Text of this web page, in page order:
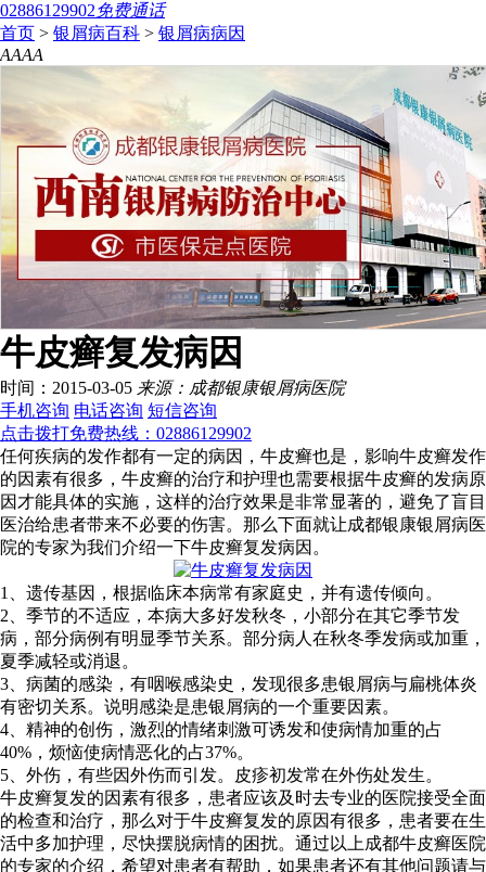
02886129902免费通话
首页 > 银屑病百科 > 银屑病病因
AAAA
牛皮癣复发病因
时间：2015-03-05 来源：成都银康银屑病医院
手机咨询 电话咨询 短信咨询
点击拨打免费热线：02886129902
任何疾病的发作都有一定的病因，牛皮癣也是，影响牛皮癣发作
的因素有很多，牛皮癣的治疗和护理也需要根据牛皮癣的发病原
因才能具体的实施，这样的治疗效果是非常显著的，避免了盲目
医治给患者带来不必要的伤害。那么下面就让成都银康银屑病医
院的专家为我们介绍一下牛皮癣复发病因。
1、遗传基因，根据临床本病常有家庭史，并有遗传倾向。
2、季节的不适应，本病大多好发秋冬，小部分在其它季节发
病，部分病例有明显季节关系。部分病人在秋冬季发病或加重，
夏季减轻或消退。
3、病菌的感染，有咽喉感染史，发现很多患银屑病与扁桃体炎
有密切关系。说明感染是患银屑病的一个重要因素。
4、精神的创伤，激烈的情绪刺激可诱发和使病情加重的占
40%，烦恼使病情恶化的占37%。
5、外伤，有些因外伤而引发。皮疹初发常在外伤处发生。
牛皮癣复发的因素有很多，患者应该及时去专业的医院接受全面
的检查和治疗，那么对于牛皮癣复发的原因有很多，患者要在生
活中多加护理，尽快摆脱病情的困扰。通过以上成都牛皮癣医院
的专家的介绍，希望对患者有帮助，如果患者还有其他问题请与